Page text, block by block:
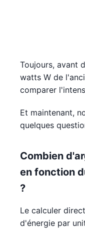
Toujours, avant
watts W de
comparer
Et maintenant,
quelques
Combien
en fonction
?
Le calculer
d'énergie par